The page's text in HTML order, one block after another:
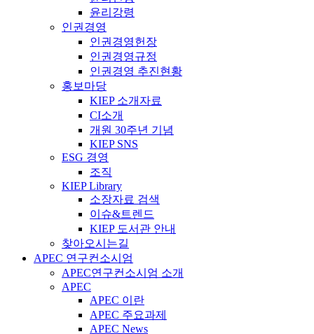
윤리강령
인권경영
인권경영헌장
인권경영규정
인권경영 추진현황
홍보마당
KIEP 소개자료
CI소개
개원 30주년 기념
KIEP SNS
ESG 경영
조직
KIEP Library
소장자료 검색
이슈&트렌드
KIEP 도서관 안내
찾아오시는길
APEC 연구컨소시엄
APEC연구컨소시엄 소개
APEC
APEC 이란
APEC 주요과제
APEC News